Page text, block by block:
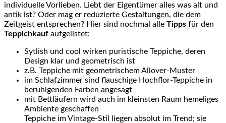
individuelle Vorlieben. Liebt der Eigentümer alles was alt und
antik ist? Oder mag er reduzierte Gestaltungen, die dem
Zeitgeist entsprechen? Hier sind nochmal alle Tipps für den
Teppichkauf aufgelistet:
Sytlish und cool wirken puristische Teppiche, deren
Design klar und geometrisch ist
z.B. Teppiche mit geometrischemAllover-Muster
im Schlafzimmer sind flauschige Hochflor-Teppiche in
beruhigenden Farben angesagt
mit Bettläufern wird auch im kleinsten Raum hemeliges
Ambiente geschaffen
Teppiche imVintage-Stil
liegen absolut im Trend; sie